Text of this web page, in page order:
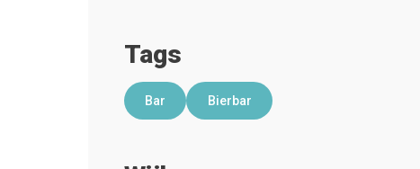
Tags
Bar Bierbar